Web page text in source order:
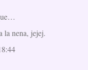
la nena, jejej.